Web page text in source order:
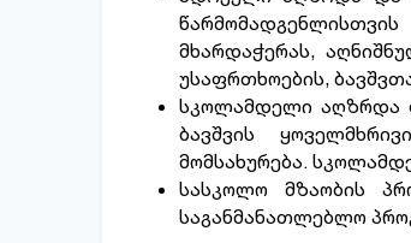
მხარდაჭერას,
უსაფრთხოების,
სკოლამდელი აღზრდა
ბავშვის
მომსახურება.
სასკოლო მზაობის
საგანმანათლებლო